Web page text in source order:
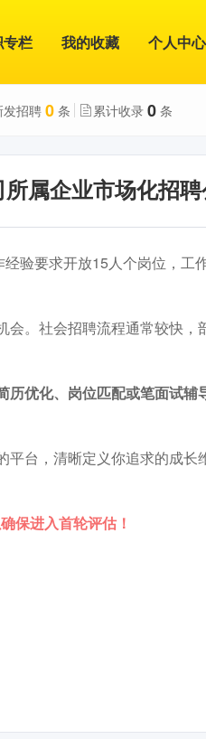
栏 我的收藏 个人中心
招聘 0 条 累计收录 0 条
属企业市场化招
验要求开放15人个岗位，工
。社会招聘流程通常较快，
优化、岗位匹配或笔面试辅
台，清晰定义你追求的成长
保进入首轮评估！